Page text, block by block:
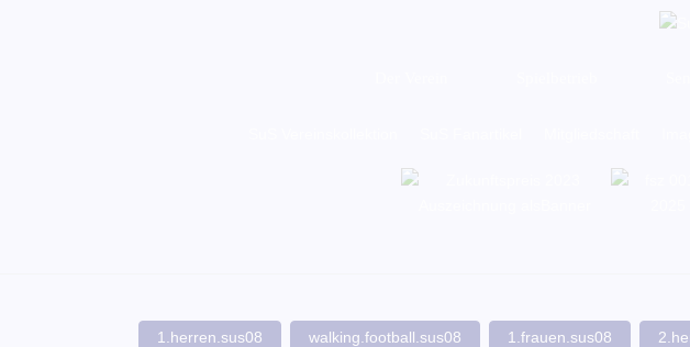
1.herren.sus08 walking.football.sus08 1.frauen.sus08